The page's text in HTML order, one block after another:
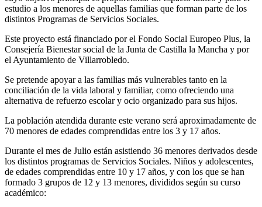
estudio a los menores de aquellas familias que forman parte de los
distintos Programas de Servicios Sociales.
Este proyecto está financiado por el Fondo Social Europeo Plus, la
Consejería Bienestar social de la Junta de Castilla la Mancha y por
el Ayuntamiento de Villarrobledo.
Se pretende apoyar a las familias más vulnerables tanto en la
conciliación de la vida laboral y familiar, como ofreciendo una
alternativa de refuerzo escolar y ocio organizado para sus hijos.
La población atendida durante este verano será aproximadamente de
70 menores de edades comprendidas entre los 3 y 17 años.
Durante el mes de Julio están asistiendo 36 menores derivados desde
los distintos programas de Servicios Sociales. Niños y adolescentes,
de edades comprendidas entre 10 y 17 años, y con los que se han
formado 3 grupos de 12 y 13 menores, divididos según su curso
académico: